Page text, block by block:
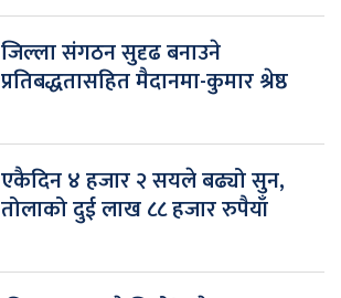
जिल्ला संगठन सुदृढ बनाउने
प्रतिबद्धतासहित मैदानमा-कुमार श्रेष्ठ
एकैदिन ४ हजार २ सयले बढ्यो सुन,
तोलाको दुई लाख ८८ हजार रुपैयाँ